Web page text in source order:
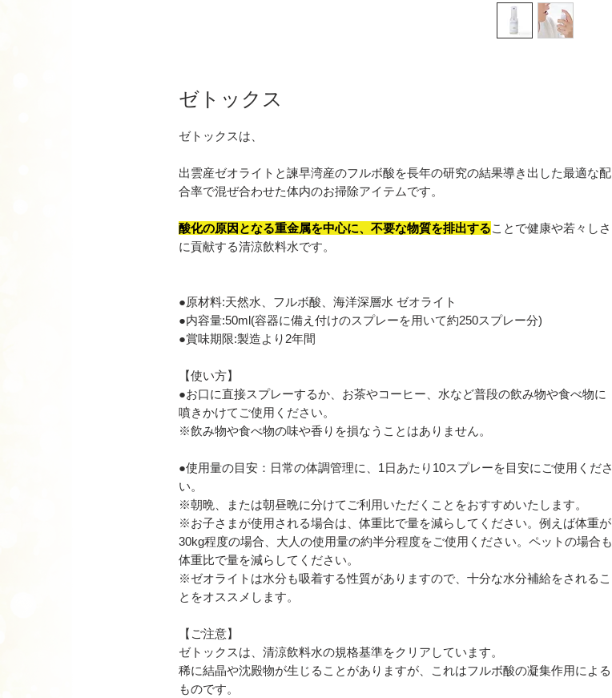
ゼトックス
ゼトックスは、
出雲産ゼオライトと諫早湾産のフルボ酸を長年の研究の結果導き出した最適な配
合率で混ぜ合わせた体内のお掃除アイテムです。
酸化の原因となる重金属を中心に、不要な物質を排出することで健康や若々しさ
に貢献する清涼飲料水です。
●原材料:天然水、フルボ酸、海洋深層水 ゼオライト
●内容量:50ml(容器に備え付けのスプレーを用いて約250スプレー分)
●賞味期限:製造より2年間
【使い方】
●お口に直接スプレーするか、お茶やコーヒー、水など普段の飲み物や食べ物に
噴きかけてご使用ください。
※飲み物や食べ物の味や香りを損なうことはありません。
●使用量の目安：日常の体調管理に、1日あたり10スプレーを目安にご使用くださ
い。
※朝晩、または朝昼晩に分けてご利用いただくことをおすすめいたします。
※お子さまが使用される場合は、体重比で量を減らしてください。例えば体重が
30kg程度の場合、大人の使用量の約半分程度をご使用ください。ペットの場合も
体重比で量を減らしてください。
※ゼオライトは水分も吸着する性質がありますので、十分な水分補給をされるこ
とをオススメします。
【ご注意】
ゼトックスは、清涼飲料水の規格基準をクリアしています。
稀に結晶や沈殿物が生じることがありますが、これはフルボ酸の凝集作用による
ものです。